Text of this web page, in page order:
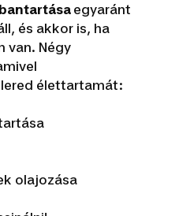
egyaránt
és akkor is, ha
van. Négy
élettartamát:
olajozása